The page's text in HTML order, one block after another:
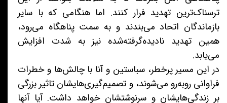
ترسناک‌ترین تهدید فرار کنند. اما هنگامی که با سایر
بازماندگان اتحاد می‌بندند و به سمت پناهگاه می‌رود،
همین تهدید نادیده‌گرفته‌شده نیز به شدت افزایش
می‌یابد.
در این مسیر پرخطر، سباستین و آنا با چالش‌ها و خطرات
فراوانی روبه‌رو می‌شوند، و تصمیم‌گیری‌هایشان تاثیر بزرگی
بر زندگی‌هایشان و سرنوشتشان خواهد داشت. آیا آنها